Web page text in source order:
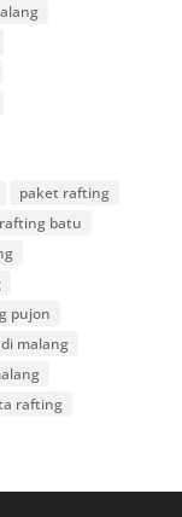
paket rafting
batu
pujon
malang
rafting